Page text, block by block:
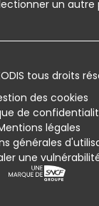
vente et
un autre
tous droits
des cookies
de
légales
générales
une